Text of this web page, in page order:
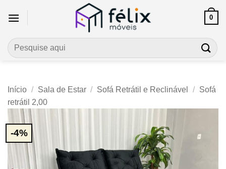
0
Pesquisar
por:
Início / Sala de Estar / Sofá Retrátil e Reclinável / Sofá
retrátil 2,00
-4%